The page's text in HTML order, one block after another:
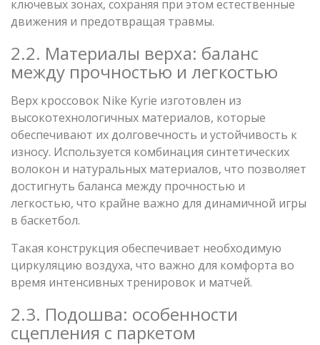
ключевых зонах, сохраняя при этом естественные
движения и предотвращая травмы.
2.2. Материалы верха: баланс
между прочностью и легкостью
Верх кроссовок Nike Kyrie изготовлен из
высокотехнологичных материалов, которые
обеспечивают их долговечность и устойчивость к
износу. Используется комбинация синтетических
волокон и натуральных материалов, что позволяет
достигнуть баланса между прочностью и
легкостью, что крайне важно для динамичной игры
в баскетбол.
Такая конструкция обеспечивает необходимую
циркуляцию воздуха, что важно для комфорта во
время интенсивных тренировок и матчей.
2.3. Подошва: особенности
сцепления с паркетом